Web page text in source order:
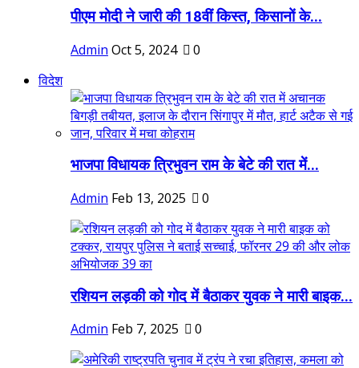
पीएम मोदी ने जारी की 18वीं किस्त, किसानों के...
Admin Oct 5, 2024
0
विदेश
भाजपा विधायक त्रिभुवन राम के बेटे की रात में...
Admin Feb 13, 2025 0
रशियन लड़की को गोद में बैठाकर युवक ने मारी बाइक...
Admin Feb 7, 2025 0